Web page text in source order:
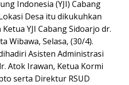
Indonesia (YJI) Cabang
Desa itu dikukuhkan
YJI Cabang Sidoarjo dr.
Wibawa, Selasa, (30/4).
Asisten Administrasi
Atok Irawan, Ketua Kormi
serta Direktur RSUD